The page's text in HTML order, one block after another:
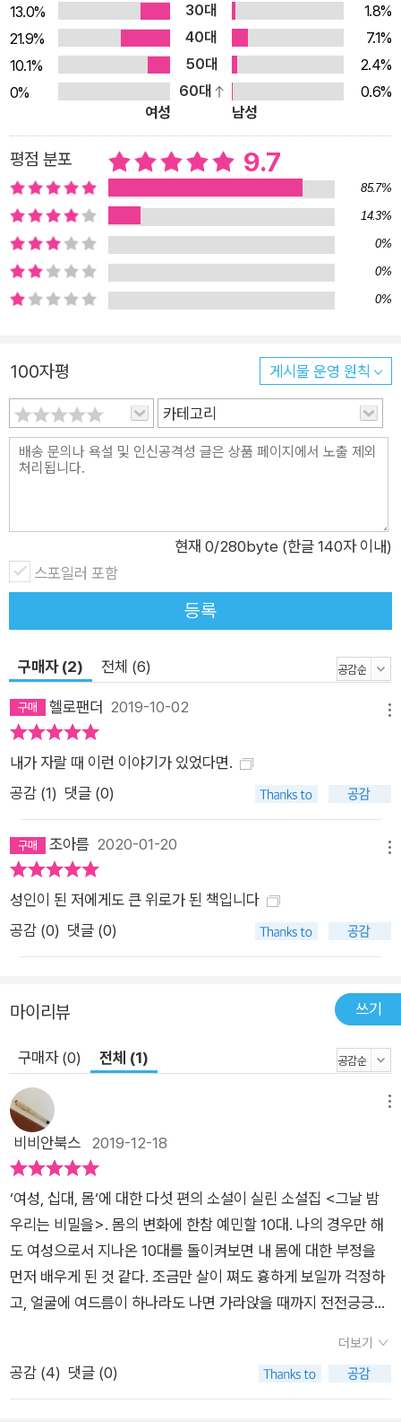
하고 있다. 부위별로 가공되고 은폐되었던 내 몸의 사랑스러운 모
습과 느낌을 발견한 소녀들이 봉쇄와 처벌에서 자신을 스스로 구
해 내는 대화가 촘촘하게, 때로는 느슨하게 지나간다. 그리고 그
소녀들과 손을 맞잡는 한때의 소녀들이 곳곳에 있다. 엄마가, 그
탈출한다. 이 이야기들은 전혀 새로운 씨줄과 날줄로 우리의 몸을
감싸고, 우리에게 오랫동안 경험하지 못했던 놀라운 힘을 준다. _
김지은(아동청소년문학 평론가) “나는 네가 보여. 많이 힘들다는
게 보여. 네가 아프지 않았으면 좋겠어.” 평범한 일상의 낮과 밤을
지나, 낯선 세계로 향하는 문을 열어젖힌 소녀들의 은밀하고 아름
가 열려 있는 시기이다. 2차 성징이 일어나면서 자신의 신체적 정
사회에서 ‘페미니즘’이 화두가 되면서 서로 다른 성(젠더), 몸 문
화 등 솔직하게 털어놓을 기회가 없었던 쟁점들이 하나둘 수면 위
로 떠오르고 있다. 그렇다면 몸, 여성의 몸, 십대 여성의 몸에 대
해 이야기하는 건 어떠할까. 작가 김해원, 김혜정, 윤이형, 최상
희, 최정화가 페미니즘의 렌즈를 통해 각자의 개성과 매력을 담아
과 웅크린 내면의 못다 한 말들을 섬세하게 펼쳐 보인다. 단순히
십대들의 성과 사랑, 호기심에 그치는 소재에 안주하지 않고, 뜨
거운 공감과 깊이 있는 시선으로 그린 다섯 작품을 읽으면서 ‘비
밀’이라는 공통분모를 마주하는 건 자연스러운 일이다. 인류 역사
가 훑고 지나갔으며, 사회가 생산해 낸 ‘미’의 편견과 한계에서 자
유롭지 못한 채, 자신의 몸을 당당히 바라볼 권리를 빼앗긴 존재
가 바로 십대 여성의 몸이기 때문일 것이다. 작품 속 소녀들이 ‘외
로워도 슬퍼도 울지 못했던’ 모습에서 ‘외롭고 슬퍼도, 지지 않고
유쾌하고 발랄하게 지내기에는 하루하루 견뎌 내는 일상의 무게
닥뜨리면서도 끝내 이 모든 위험을 넘어서기로 한 소녀들이 함께
천천히 걸어가며, 서로의 곁을 지켜 주고 힘이 되어 주는 장면들
은 읽는 이에게 뭉클한 감동을 선사한다. 자, 그럼 각각의 작품을
가까이 들여다보자. “너는, 다른 아이들이랑은 많이 다른 것 같
아.” 상상할수록 아득해지는 세계로 걸어가는 소녀들을 위한 격
만 한 점이 있는 소녀가 등장한다. 주인공은 차이를 차별하는 세
막한 목소리로 들려준다. 다른 이들에게 해를 끼치지 않는데도,
얼굴에 큰 점이 있다는 사실만으로 동정과 호기심과 혐오를 불러
일으키는 존재가 된 주인공은 보이지 않는 존재가 되기로 마음먹
는다. 사진 찍을 때 점 없는 쪽으로 옆모습만 찍고, 점을 보여 주
지 않을 수 있는 창가 뒤쪽 자리를 차지하기 위해 새벽에 남들보
다 먼저 학교에 간다. 나는 지독하게 나쁜 애가 된 기분이 들었어.
거짓말을 하지 않아야만 코가 줄어드는 나무 인형처럼, 착한 일을
해야만 점이 없어지는 아이. 곰곰이 생각해 보니 이를 닦았다거나
아이스크림을 하나만 먹었다고 엄마에게 거짓말을 했고 언니 인
형을 몰래 감춰 둔 적이 있었어. 그런 나쁜 짓을 해서 내게 점이
니에게는 왜 점이 생기지 않았을까? 아무리 생각해 봐도 모르겠
더라. 내 잘못은 아닌 거라면, 그럼 누구의 잘못인 걸까? _본문 1
9쪽 그렇게 안으로 숨어들던 주인공을 재발견해 준 것은 친구 이
13.0%
30대
1.8%
21.9%
40대
7.1%
10.1%
50대
2.4%
0%
60대
0.6%
여성
남성
평점 분포 9.7
85.7%
14.3%
0%
0%
0%
100자평 게시물 운영 원칙
카테고리
현재 0/280byte (한글 140자 이내)
스포일러 포함
등록
구매자 (2) 전체 (6)
헬로팬더 2019-10-02
내가 자랄 때 이런 이야기가 있었다면.
공감 (1) 댓글 (0)
조아름 2020-01-20
성인이 된 저에게도 큰 위로가 된 책입니다
공감 (0) 댓글 (0)
마이리뷰 쓰기
구매자 (0) 전체 (1)
비비안북스 2019-12-18
‘여성, 십대, 몸‘에 대한 다섯 편의 소설이 실린 소설집 <그날 밤
우리는 비밀을>. 몸의 변화에 한참 예민할 10대. 나의 경우만 해
도 여성으로서 지나온 10대를 돌이켜보면 내 몸에 대한 부정을
먼저 배우게 된 것 같다. 조금만 살이 쪄도 흉하게 보일까 걱정하
고, 얼굴에 여드름이 하나라도 나면 가라앉을 때까지 전전긍긍하
가 생리대를 빌리고. 중고등학교를 지나면서 제대로된 성교육을
받아본 기억이 없음은 물론이다. 이 시기 내면화된 몸에 대한 자
더보기
공감 (4) 댓글 (0)